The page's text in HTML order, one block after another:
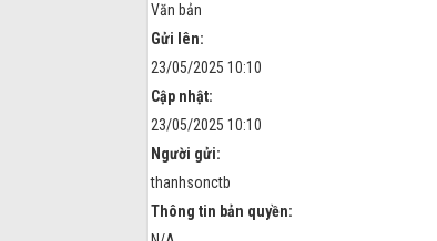
Văn bản
Gửi lên:
23/05/2025 10:10
Cập nhật:
23/05/2025 10:10
Người gửi:
thanhsonctb
Thông tin bản quyền: